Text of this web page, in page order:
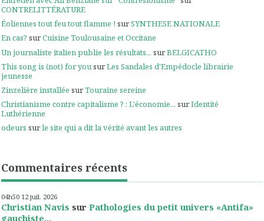
CONTRELITTÉRATURE
Éoliennes tout feu tout flamme ! surSYNTHESE NATIONALE
En cas? surCuisine Toulousaine et Occitane
Un journaliste italien publie les résultats... surBELGICATHO
This song is (not) for yousurLes Sandales d'Empédocle librairie
jeunesse
Zinzelière installée surTouraine sereine
Christianisme contre capitalisme ? : L'économie... surIdentité
Luthérienne
odeurs surle site qui a dit la vérité avant les autres
Commentaires récents
04h50 12 juil. 2026
Christian Navis sur Pathologies du petit univers «Antifa»
gauchiste...